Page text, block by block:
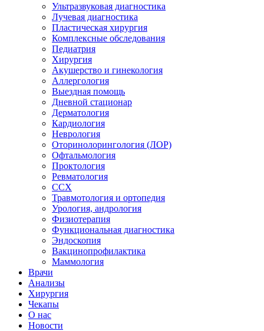
Ультразвуковая диагностика
Лучевая диагностика
Пластическая хирургия
Комплексные обследования
Педиатрия
Хирургия
Акушерство и гинекология
Аллергология
Выездная помощь
Дневной стационар
Дерматология
Кардиология
Неврология
Оторинолорингология (ЛОР)
Офтальмология
Проктология
Ревматология
ССХ
Травмотология и ортопедия
Урология, андрология
Физиотерапия
Функциональная диагностика
Эндоскопия
Вакцинопрофилактика
Маммология
Врачи
Анализы
Хирургия
Чекапы
О нас
Новости